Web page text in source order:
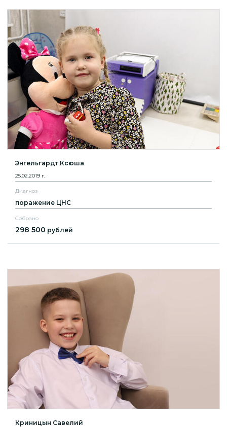
Энгельгардт Ксюша
25.02.2019 г.
Диагноз
поражение ЦНС
Собрано
298 500 рублей
Криницын Савелий